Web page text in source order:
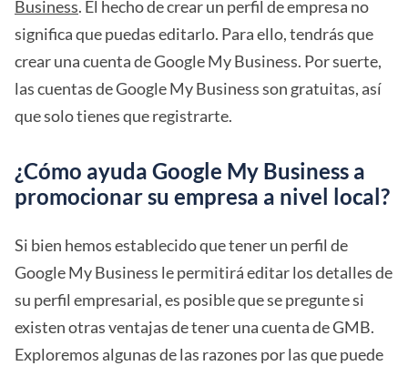
Business. El hecho de crear un perfil de empresa no
significa que puedas editarlo. Para ello, tendrás que
crear una cuenta de Google My Business. Por suerte,
las cuentas de Google My Business son gratuitas, así
que solo tienes que registrarte.
¿Cómo ayuda Google My Business a
promocionar su empresa a nivel local?
Si bien hemos establecido que tener un perfil de
Google My Business le permitirá editar los detalles de
su perfil empresarial, es posible que se pregunte si
existen otras ventajas de tener una cuenta de GMB.
Exploremos algunas de las razones por las que puede